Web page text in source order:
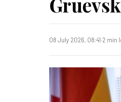
08 July 2026, 08:41·2 min